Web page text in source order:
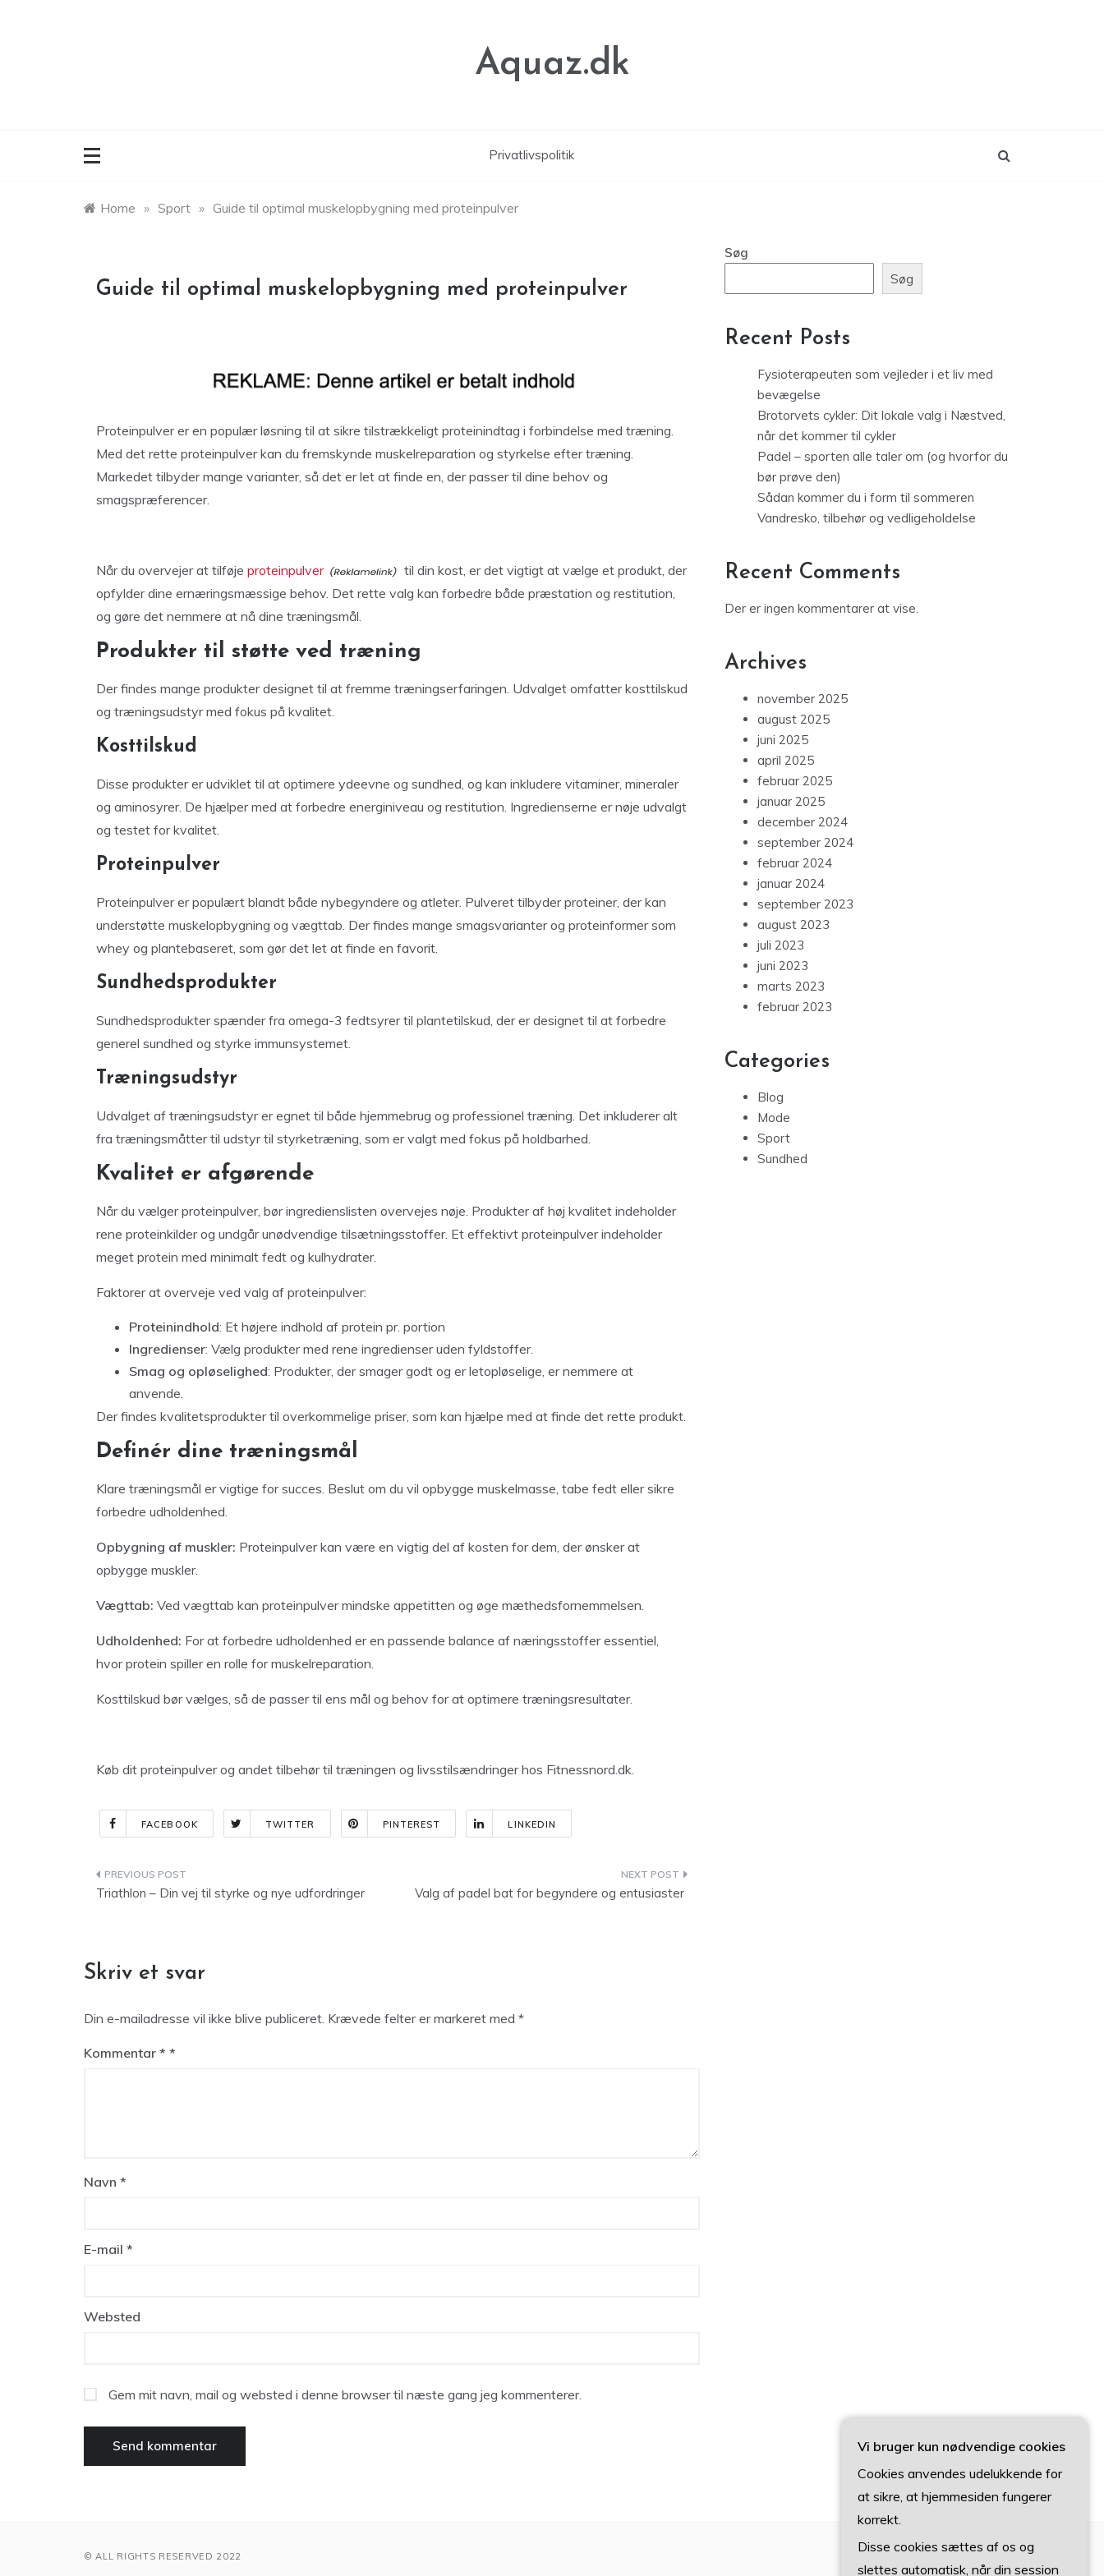
Aquaz.dk
Privatlivspolitik
Home » Sport » Guide til optimal muskelopbygning med proteinpulver
Guide til optimal muskelopbygning med proteinpulver
Proteinpulver er en populær løsning til at sikre tilstrækkeligt proteinindtag i forbindelse med træning.
Med det rette proteinpulver kan du fremskynde muskelreparation og styrkelse efter træning.
Markedet tilbyder mange varianter, så det er let at finde en, der passer til dine behov og
smagspræferencer.
Når du overvejer at tilføje proteinpulver
til din kost, er det vigtigt at vælge et produkt, der
opfylder dine ernæringsmæssige behov. Det rette valg kan forbedre både præstation og restitution,
og gøre det nemmere at nå dine træningsmål.
Produkter til støtte ved træning
Der findes mange produkter designet til at fremme træningserfaringen. Udvalget omfatter kosttilskud
og træningsudstyr med fokus på kvalitet.
Kosttilskud
Disse produkter er udviklet til at optimere ydeevne og sundhed, og kan inkludere vitaminer, mineraler
og aminosyrer. De hjælper med at forbedre energiniveau og restitution. Ingredienserne er nøje udvalgt
og testet for kvalitet.
Proteinpulver
Proteinpulver er populært blandt både nybegyndere og atleter. Pulveret tilbyder proteiner, der kan
understøtte muskelopbygning og vægttab. Der findes mange smagsvarianter og proteinformer som
whey og plantebaseret, som gør det let at finde en favorit.
Sundhedsprodukter
Sundhedsprodukter spænder fra omega-3 fedtsyrer til plantetilskud, der er designet til at forbedre
generel sundhed og styrke immunsystemet.
Træningsudstyr
Udvalget af træningsudstyr er egnet til både hjemmebrug og professionel træning. Det inkluderer alt
fra træningsmåtter til udstyr til styrketræning, som er valgt med fokus på holdbarhed.
Kvalitet er afgørende
Når du vælger proteinpulver, bør ingredienslisten overvejes nøje. Produkter af høj kvalitet indeholder
rene proteinkilder og undgår unødvendige tilsætningsstoffer. Et effektivt proteinpulver indeholder
meget protein med minimalt fedt og kulhydrater.
Faktorer at overveje ved valg af proteinpulver:
Proteinindhold: Et højere indhold af protein pr. portion
Ingredienser: Vælg produkter med rene ingredienser uden fyldstoffer.
Smag og opløselighed: Produkter, der smager godt og er letopløselige, er nemmere at
anvende.
Der findes kvalitetsprodukter til overkommelige priser, som kan hjælpe med at finde det rette produkt.
Definér dine træningsmål
Klare træningsmål er vigtige for succes. Beslut om du vil opbygge muskelmasse, tabe fedt eller sikre
forbedre udholdenhed.
Opbygning af muskler: Proteinpulver kan være en vigtig del af kosten for dem, der ønsker at
opbygge muskler.
Vægttab: Ved vægttab kan proteinpulver mindske appetitten og øge mæthedsfornemmelsen.
Udholdenhed: For at forbedre udholdenhed er en passende balance af næringsstoffer essentiel,
hvor protein spiller en rolle for muskelreparation.
Kosttilskud bør vælges, så de passer til ens mål og behov for at optimere træningsresultater.
Køb dit proteinpulver og andet tilbehør til træningen og livsstilsændringer hos Fitnessnord.dk.
FACEBOOK TWITTER PINTEREST LINKEDIN
Indlægsnavigation
Triathlon – Din vej til styrke og nye udfordringer Valg af padel bat for begyndere og entusiaster
Skriv et svar
Din e-mailadresse vil ikke blive publiceret. Krævede felter er markeret med *
Kommentar *
Navn *
E-mail *
Websted
Gem mit navn, mail og websted i denne browser til næste gang jeg kommenterer.
Søg
Søg
Recent Posts
Fysioterapeuten som vejleder i et liv med
bevægelse
Brotorvets cykler: Dit lokale valg i Næstved,
når det kommer til cykler
Padel – sporten alle taler om (og hvorfor du
bør prøve den)
Sådan kommer du i form til sommeren
Vandresko, tilbehør og vedligeholdelse
Recent Comments
Der er ingen kommentarer at vise.
Archives
november 2025
august 2025
juni 2025
april 2025
februar 2025
januar 2025
december 2024
september 2024
februar 2024
januar 2024
september 2023
august 2023
juli 2023
juni 2023
marts 2023
februar 2023
Categories
Blog
Mode
Sport
Sundhed
© ALL RIGHTS RESERVED 2022
Vi bruger kun nødvendige cookies
Cookies anvendes udelukkende for
at sikre, at hjemmesiden fungerer
korrekt.
Disse cookies sættes af os og
slettes automatisk, når din session